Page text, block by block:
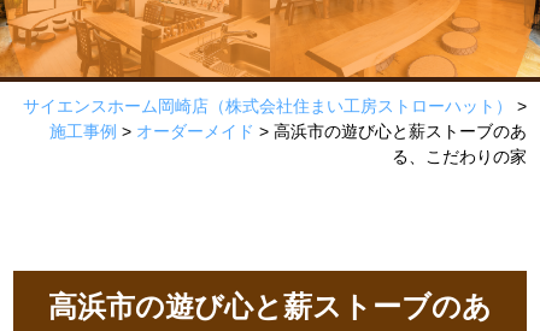
トップページ
こだわりの家づくり
サイエンスホームの特徴
お客様の声
サイエンスホーム岡崎店（株式会社住まい工房ストローハット）
>
施工事例 > オーダーメイド > 高浜市の遊び心と薪ストーブのあ
る、こだわりの家
高浜市の遊び心と薪ストーブのあ